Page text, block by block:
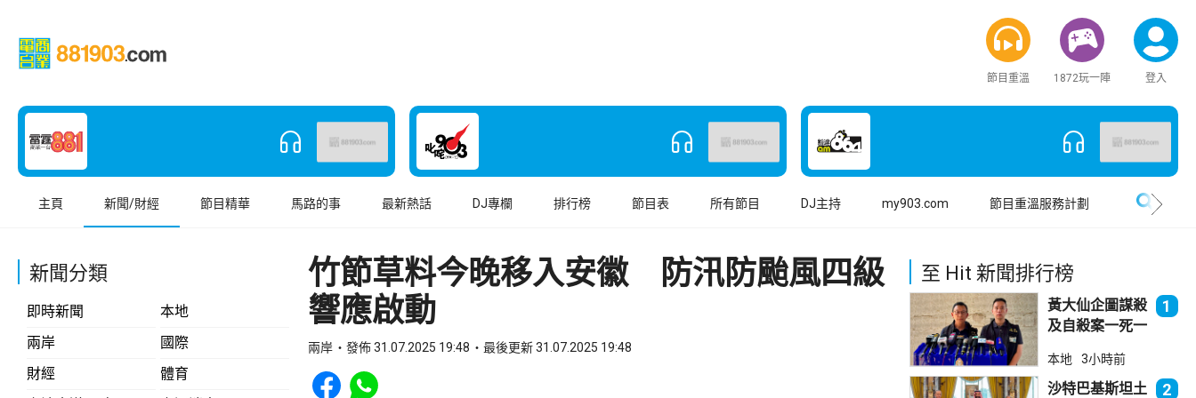
節目重溫 1872玩一陣 登入
主頁 新聞/財經 節目精華 馬路的事 最新熱話 DJ專欄 排行榜 節目表 所有節目 DJ主持 my903.com 節目重溫服務計劃
新聞分類
即時新聞
本地
兩岸
國際
財經
體育
竹節草料今晚移入安徽 防汛防颱風四級
響應啟動
兩岸 發佈 31.07.2025 19:48 最後更新 31.07.2025 19:48
Share to Facebook
Share to WhatsApp
至 Hit 新聞排行榜
黃大仙企圖謀殺
及自殺案一死一
1
本地 3小時前
沙特巴基斯坦土 2